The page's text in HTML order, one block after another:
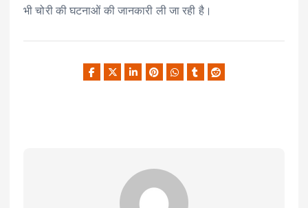
भी चोरी की घटनाओं की जानकारी ली जा रही है।